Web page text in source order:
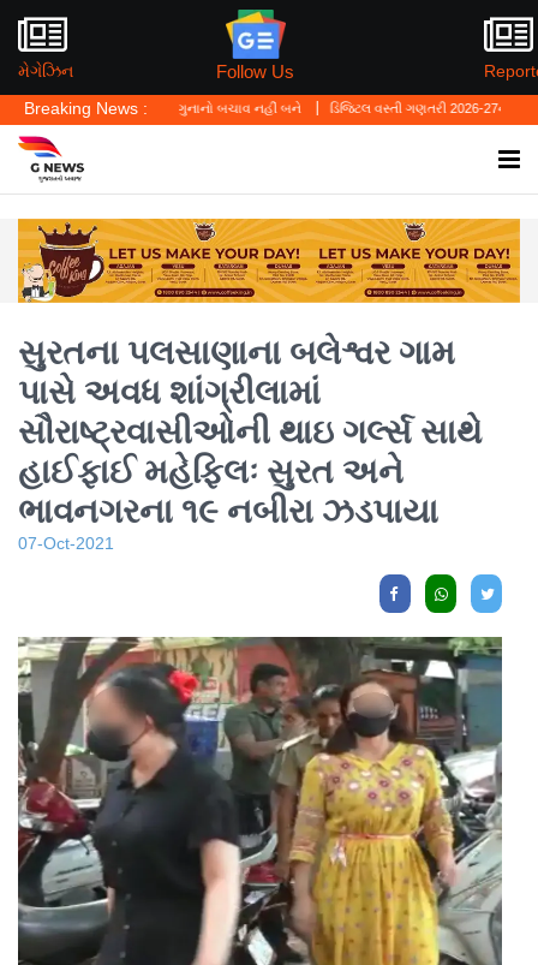
મેગેઝિન Follow Us
Breaking News :
લો' ગુનાનો બચાવ નહીં બને ડિજિટલ વસ્તી ગણતરી 2026-27નો પ્રારંભ, ઘર
સુરતના પલસાણાના બલેશ્વર ગામ
પાસે અવધ શાંગ્રીલામાં
સૌરાષ્ટ્રવાસીઓની થાઇ ગર્લ્સ સાથે
હાઈફાઈ મહેફિલઃ સુરત અને
ભાવનગરના ૧૯ નબીરા ઝડપાયા
07-Oct-2021